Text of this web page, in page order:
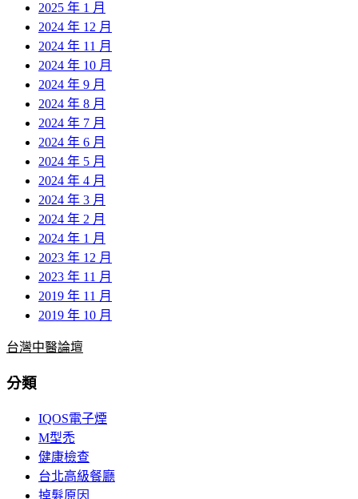
2025 年 1 月
2024 年 12 月
2024 年 11 月
2024 年 10 月
2024 年 9 月
2024 年 8 月
2024 年 7 月
2024 年 6 月
2024 年 5 月
2024 年 4 月
2024 年 3 月
2024 年 2 月
2024 年 1 月
2023 年 12 月
2023 年 11 月
2019 年 11 月
2019 年 10 月
台灣中醫論壇
分類
IQOS電子煙
M型禿
健康檢查
台北高級餐廳
掉髮原因